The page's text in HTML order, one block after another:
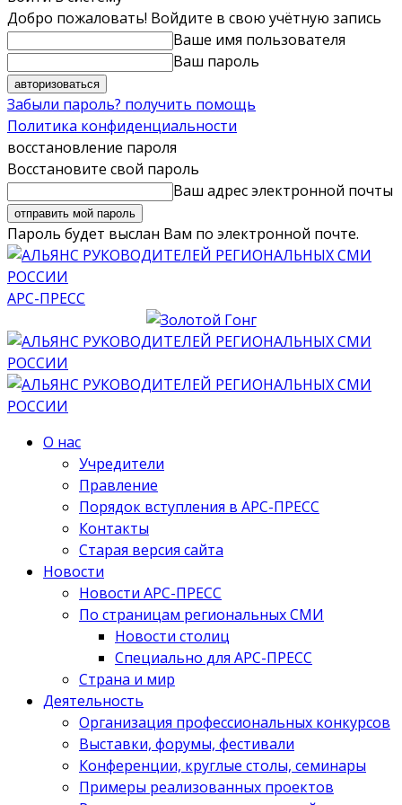
Добро пожаловать! Войдите в свою учётную запись
Ваше имя пользователя
Ваш пароль
Забыли пароль? получить помощь
Политика конфиденциальности
восстановление пароля
Восстановите свой пароль
Ваш адрес электронной почты
Пароль будет выслан Вам по электронной почте.
АРС-ПРЕСС
О нас
Учредители
Правление
Порядок вступления в АРС-ПРЕСС
Контакты
Старая версия сайта
Новости
Новости АРС-ПРЕСС
По страницам региональных СМИ
Новости столиц
Специально для АРС-ПРЕСС
Страна и мир
Деятельность
Организация профессиональных конкурсов
Выставки, форумы, фестивали
Конференции, круглые столы, семинары
Примеры реализованных проектов